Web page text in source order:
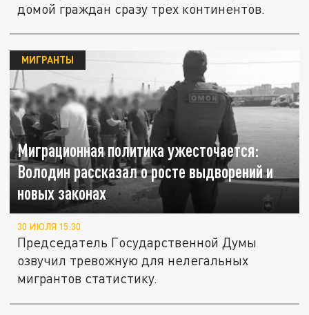
домой граждан сразу трех континентов.
Миграционная политика ужесточается:
Володин рассказал о росте выдворений и
новых законах
МИГРАНТЫ
30 ИЮЛЯ 15:30
Председатель Государственной Думы
озвучил тревожную для нелегальных
мигрантов статистику.